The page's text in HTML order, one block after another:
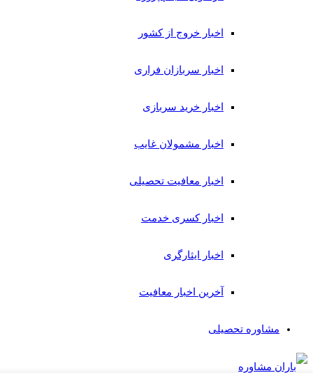
اخبار خروج از کشور
اخبار سربازان فراری
اخبار خرید سربازی
اخبار مشمولان غایب
اخبار معافیت تحصیلی
اخبار کسری خدمت
اخبار ایثارگری
آخرین اخبار معافیت
مشاوره تحصیلی